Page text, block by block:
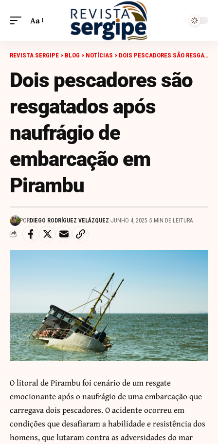
Aa
REVISTA SERGIPE > BLOG > NOTÍCIAS > DOIS PESCADORES SÃO RESGATADOS APÓS NAUFRÁGIO DE EMBARCAÇÃO EM PIRAMBU
Dois pescadores são
resgatados após
naufrágio de
embarcação em
Pirambu
PORDIEGO RODRÍGUEZ VELÁZQUEZ JUNHO 4, 2025 5 MIN DE LEITURA
O litoral de Pirambu foi cenário de um resgate
emocionante após o naufrágio de uma embarcação que
carregava dois pescadores. O acidente ocorreu em
condições que desafiaram a habilidade e resistência dos
homens, que lutaram contra as adversidades do mar